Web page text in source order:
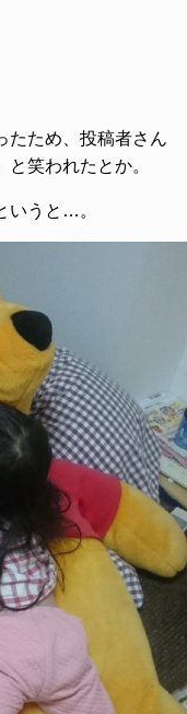
たため、投稿者さん
笑われたとか。
いうと…。